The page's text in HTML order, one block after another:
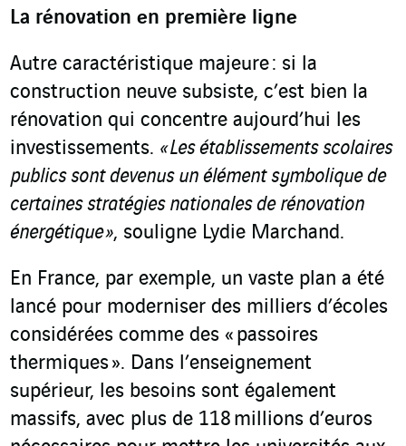
La rénovation en première ligne
Autre caractéristique majeure : si la
construction neuve subsiste, c’est bien la
rénovation qui concentre aujourd’hui les
investissements. « Les établissements scolaires
publics sont devenus un élément symbolique de
certaines stratégies nationales de rénovation
énergétique », souligne Lydie Marchand.
En France, par exemple, un vaste plan a été
lancé pour moderniser des milliers d’écoles
considérées comme des « passoires
thermiques ». Dans l’enseignement
supérieur, les besoins sont également
massifs, avec plus de 118 millions d’euros